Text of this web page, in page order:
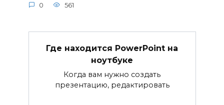
0 561
Где находится PowerPoint на
ноутбуке
Когда вам нужно создать
презентацию, редактировать